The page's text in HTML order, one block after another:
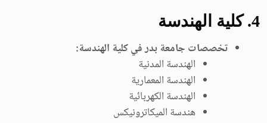
4. كلية الهندسة
تخصصات جامعة بدر في كلية الهندسة:
الهندسة المدنية
الهندسة المعمارية
الهندسة الكهربائية
هندسة الميكاترونيكس